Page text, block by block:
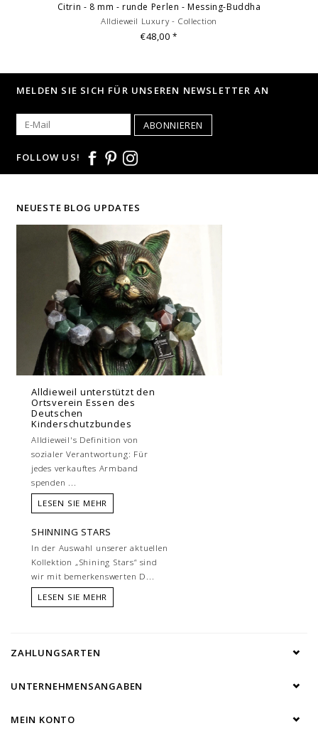
Citrin - 8 mm - runde Perlen - Messing-Buddha
Alldieweil Luxury - Collection
€48,00*
MELDEN SIE SICH FÜR UNSEREN NEWSLETTER AN
ABONNIEREN
FOLLOW US!
NEUESTE BLOG UPDATES
Alldieweil unterstützt den
Ortsverein Essen des
Deutschen
Kinderschutzbundes
Alldieweil's Definition von
sozialer Verantwortung: Für
jedes verkauftes Armband
spenden ...
LESEN SIE MEHR
SHINNING STARS
In der Auswahl unserer aktuellen
Kollektion „Shining Stars“ sind
wir mit bemerkenswerten D...
LESEN SIE MEHR
ZAHLUNGSARTEN
UNTERNEHMENSANGABEN
MEIN KONTO